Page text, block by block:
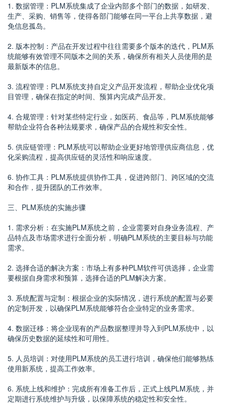
1. 数据管理：PLM系统集成了企业内部多个部门的数据，如研发、
生产、采购、销售等，使得各部门能够在同一平台上共享数据，避
免信息孤岛。
2. 版本控制：产品在开发过程中往往需要多个版本的迭代，PLM系
统能够有效管理不同版本之间的关系，确保所有相关人员使用的是
最新版本的信息。
3. 流程管理：PLM系统支持自定义产品开发流程，帮助企业优化项
目管理，确保在指定的时间、预算内完成产品开发。
4. 合规管理：针对某些特定行业，如医药、食品等，PLM系统能够
帮助企业符合各种法规要求，确保产品的合规性和安全性。
5. 供应链管理：PLM系统可以帮助企业更好地管理供应商信息，优
化采购流程，提高供应链的灵活性和响应速度。
6. 协作工具：PLM系统提供协作工具，促进跨部门、跨区域的交流
和合作，提升团队的工作效率。
三、PLM系统的实施步骤
1. 需求分析：在实施PLM系统之前，企业需要对自身业务流程、产
品特点及市场需求进行全面分析，明确PLM系统的主要目标与功能
需求。
2. 选择合适的解决方案：市场上有多种PLM软件可供选择，企业需
要根据自身需求和预算，选择合适的PLM解决方案。
3. 系统配置与定制：根据企业的实际情况，进行系统的配置与必要
的定制开发，以确保PLM系统能够符合企业特定的业务需求。
4. 数据迁移：将企业现有的产品数据整理并导入到PLM系统中，以
确保历史数据的延续性和可用性。
5. 人员培训：对使用PLM系统的员工进行培训，确保他们能够熟练
使用新系统，提高工作效率。
6. 系统上线和维护：完成所有准备工作后，正式上线PLM系统，并
定期进行系统维护与升级，以保障系统的稳定性和安全性。